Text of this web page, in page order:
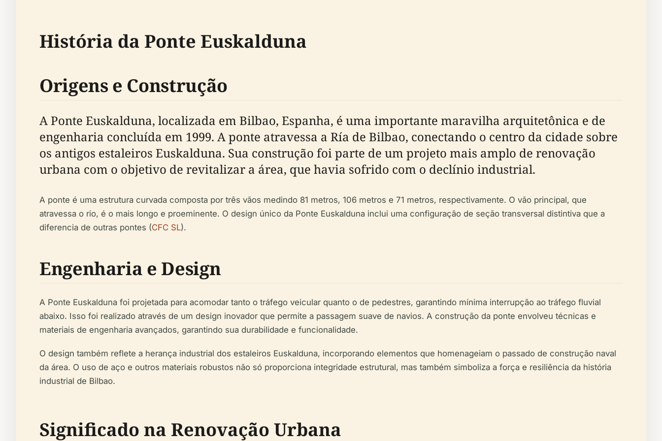
História da Ponte Euskalduna
Origens e Construção
A Ponte Euskalduna, localizada em Bilbao, Espanha, é uma importante maravilha arquitetônica e de
engenharia concluída em 1999. A ponte atravessa a Ría de Bilbao, conectando o centro da cidade sobre
os antigos estaleiros Euskalduna. Sua construção foi parte de um projeto mais amplo de renovação
urbana com o objetivo de revitalizar a área, que havia sofrido com o declínio industrial.
A ponte é uma estrutura curvada composta por três vãos medindo 81 metros, 106 metros e 71 metros, respectivamente. O vão principal, que
atravessa o rio, é o mais longo e proeminente. O design único da Ponte Euskalduna inclui uma configuração de seção transversal distintiva que a
diferencia de outras pontes (CFC SL).
Engenharia e Design
A Ponte Euskalduna foi projetada para acomodar tanto o tráfego veicular quanto o de pedestres, garantindo mínima interrupção ao tráfego fluvial
abaixo. Isso foi realizado através de um design inovador que permite a passagem suave de navios. A construção da ponte envolveu técnicas e
materiais de engenharia avançados, garantindo sua durabilidade e funcionalidade.
O design também reflete a herança industrial dos estaleiros Euskalduna, incorporando elementos que homenageiam o passado de construção naval
da área. O uso de aço e outros materiais robustos não só proporciona integridade estrutural, mas também simboliza a força e resiliência da história
industrial de Bilbao.
Significado na Renovação Urbana